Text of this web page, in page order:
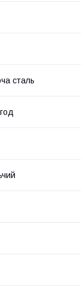
сталь